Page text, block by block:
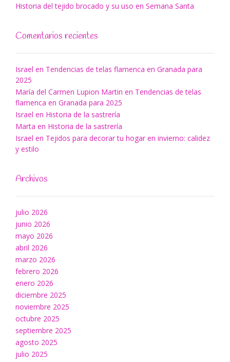
Historia del tejido brocado y su uso en Semana Santa
Comentarios recientes
Israel en Tendencias de telas flamenca en Granada para
2025
María del Carmen Lupion Martin en Tendencias de telas
flamenca en Granada para 2025
Israel en Historia de la sastrería
Marta en Historia de la sastrería
Israel en Tejidos para decorar tu hogar en invierno: calidez
y estilo
Archivos
julio 2026
junio 2026
mayo 2026
abril 2026
marzo 2026
febrero 2026
enero 2026
diciembre 2025
noviembre 2025
octubre 2025
septiembre 2025
agosto 2025
julio 2025